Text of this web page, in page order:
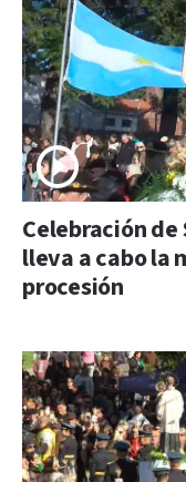
Celebración de
lleva a cabo la
procesión